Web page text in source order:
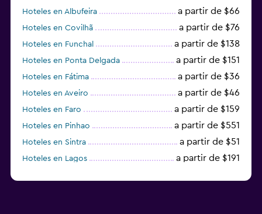
Hoteles en Albufeira a partir de $66
Hoteles en Covilhã a partir de $76
Hoteles en Funchal a partir de $138
Hoteles en Ponta Delgada a partir de $151
Hoteles en Fátima a partir de $36
Hoteles en Aveiro a partir de $46
Hoteles en Faro a partir de $159
Hoteles en Pinhao a partir de $551
Hoteles en Sintra a partir de $51
Hoteles en Lagos a partir de $191